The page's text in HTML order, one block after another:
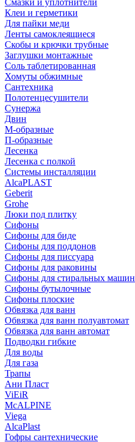
Смазки и уплотнители
Клеи и герметики
Для пайки меди
Ленты самоклеящиеся
Скобы и крючки трубные
Заглушки монтажные
Соль таблетированная
Хомуты обжимные
Сантехника
Полотенцесушители
Сунержа
Двин
М-образные
П-образные
Лесенка
Лесенка с полкой
Системы инсталляции
AlcaPLAST
Geberit
Grohe
Люки под плитку
Сифоны
Сифoны для биде
Сифoны для поддонов
Сифoны для писсуара
Сифоны для раковины
Сифоны для стиральных машин
Сифоны бутылочные
Сифоны плоские
Обвязка для ванн
Обвязка для ванн полуавтомат
Обвязка для ванн автомат
Подводки гибкие
Для воды
Для газа
Трапы
Ани Пласт
ViEiR
McALPINE
Viega
AlcaPlast
Гофры сантехнические